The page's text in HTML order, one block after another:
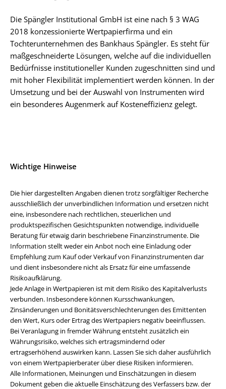
Die Spängler Institutional GmbH ist eine nach § 3 WAG
2018 konzessionierte Wertpapierfirma und ein
Tochterunternehmen des Bankhaus Spängler. Es steht für
maßgeschneiderte Lösungen, welche auf die individuellen
Bedürfnisse institutioneller Kunden zugeschnitten sind und
mit hoher Flexibilität implementiert werden können. In der
Umsetzung und bei der Auswahl von Instrumenten wird
ein besonderes Augenmerk auf Kosteneffizienz gelegt.
Wichtige Hinweise
Die hier dargestellten Angaben dienen trotz sorgfältiger Recherche
ausschließlich der unverbindlichen Information und ersetzen nicht
eine, insbesondere nach rechtlichen, steuerlichen und
produktspezifischen Gesichtspunkten notwendige, individuelle
Beratung für etwaig darin beschriebene Finanzinstrumente. Die
Information stellt weder ein Anbot noch eine Einladung oder
Empfehlung zum Kauf oder Verkauf von Finanzinstrumenten dar
und dient insbesondere nicht als Ersatz für eine umfassende
Risikoaufklärung.
Jede Anlage in Wertpapieren ist mit dem Risiko des Kapitalverlusts
verbunden. Insbesondere können Kursschwankungen,
Zinsänderungen und Bonitätsverschlechterungen des Emittenten
den Wert, Kurs oder Ertrag des Wertpapiers negativ beeinflussen.
Bei Veranlagung in fremder Währung entsteht zusätzlich ein
Währungsrisiko, welches sich ertragsmindernd oder
ertragserhöhend auswirken kann. Lassen Sie sich daher ausführlich
von einem Wertpapierberater über diese Risiken informieren.
Alle Informationen, Meinungen und Einschätzungen in diesem
Dokument geben die aktuelle Einschätzung des Verfassers bzw. der